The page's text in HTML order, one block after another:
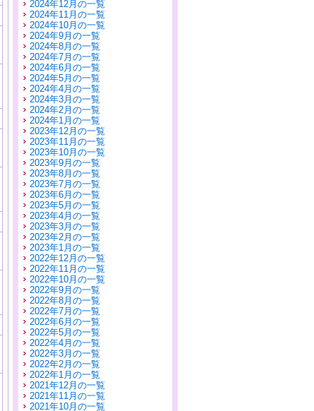
2024年12月の一覧
2024年11月の一覧
2024年10月の一覧
2024年9月の一覧
2024年8月の一覧
2024年7月の一覧
2024年6月の一覧
2024年5月の一覧
2024年4月の一覧
2024年3月の一覧
2024年2月の一覧
2024年1月の一覧
2023年12月の一覧
2023年11月の一覧
2023年10月の一覧
2023年9月の一覧
2023年8月の一覧
2023年7月の一覧
2023年6月の一覧
2023年5月の一覧
2023年4月の一覧
2023年3月の一覧
2023年2月の一覧
2023年1月の一覧
2022年12月の一覧
2022年11月の一覧
2022年10月の一覧
2022年9月の一覧
2022年8月の一覧
2022年7月の一覧
2022年6月の一覧
2022年5月の一覧
2022年4月の一覧
2022年3月の一覧
2022年2月の一覧
2022年1月の一覧
2021年12月の一覧
2021年11月の一覧
2021年10月の一覧